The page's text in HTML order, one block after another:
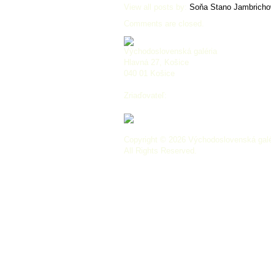
View all posts by: Soňa Stano
Comments are closed.
Východoslovenská galéria
Hlavná 27, Košice
040 01 Košice
Zriaďovateľ:
Copyright © 2026 Východoslovenská
All Rights Reserved.